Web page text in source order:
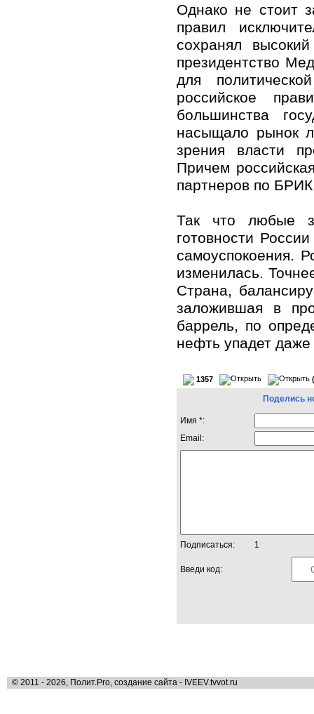
Однако не стоит
правил
сохранял
президентство
для
российское
большинства
насыщало рынок
зрения власти
Причем
партнеров по
Так что любые
готовности
самоуспокоения.
изменилась.
Страна,
заложившая в
баррель, по
нефть упадет
1357
Поделись
Имя *:
Email:
Подписаться: 1
Введи код:
© 2011 - 2026, Полит.Pro, создание сайта - IVEEV.tvvot.ru